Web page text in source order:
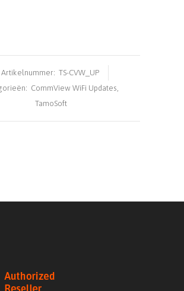
Artikelnummer: TS-CVW_UP
CommView WiFi Updates,
TamoSoft